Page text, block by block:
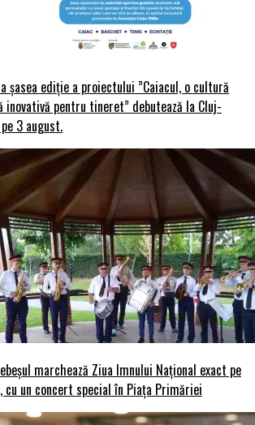
șasea ediție a proiectului ”Caiacul, o cultură
inovativă pentru tineret” debutează la Cluj-
3 august.
marchează Ziua Imnului Național exact pe
cu un concert special în Piața Primăriei